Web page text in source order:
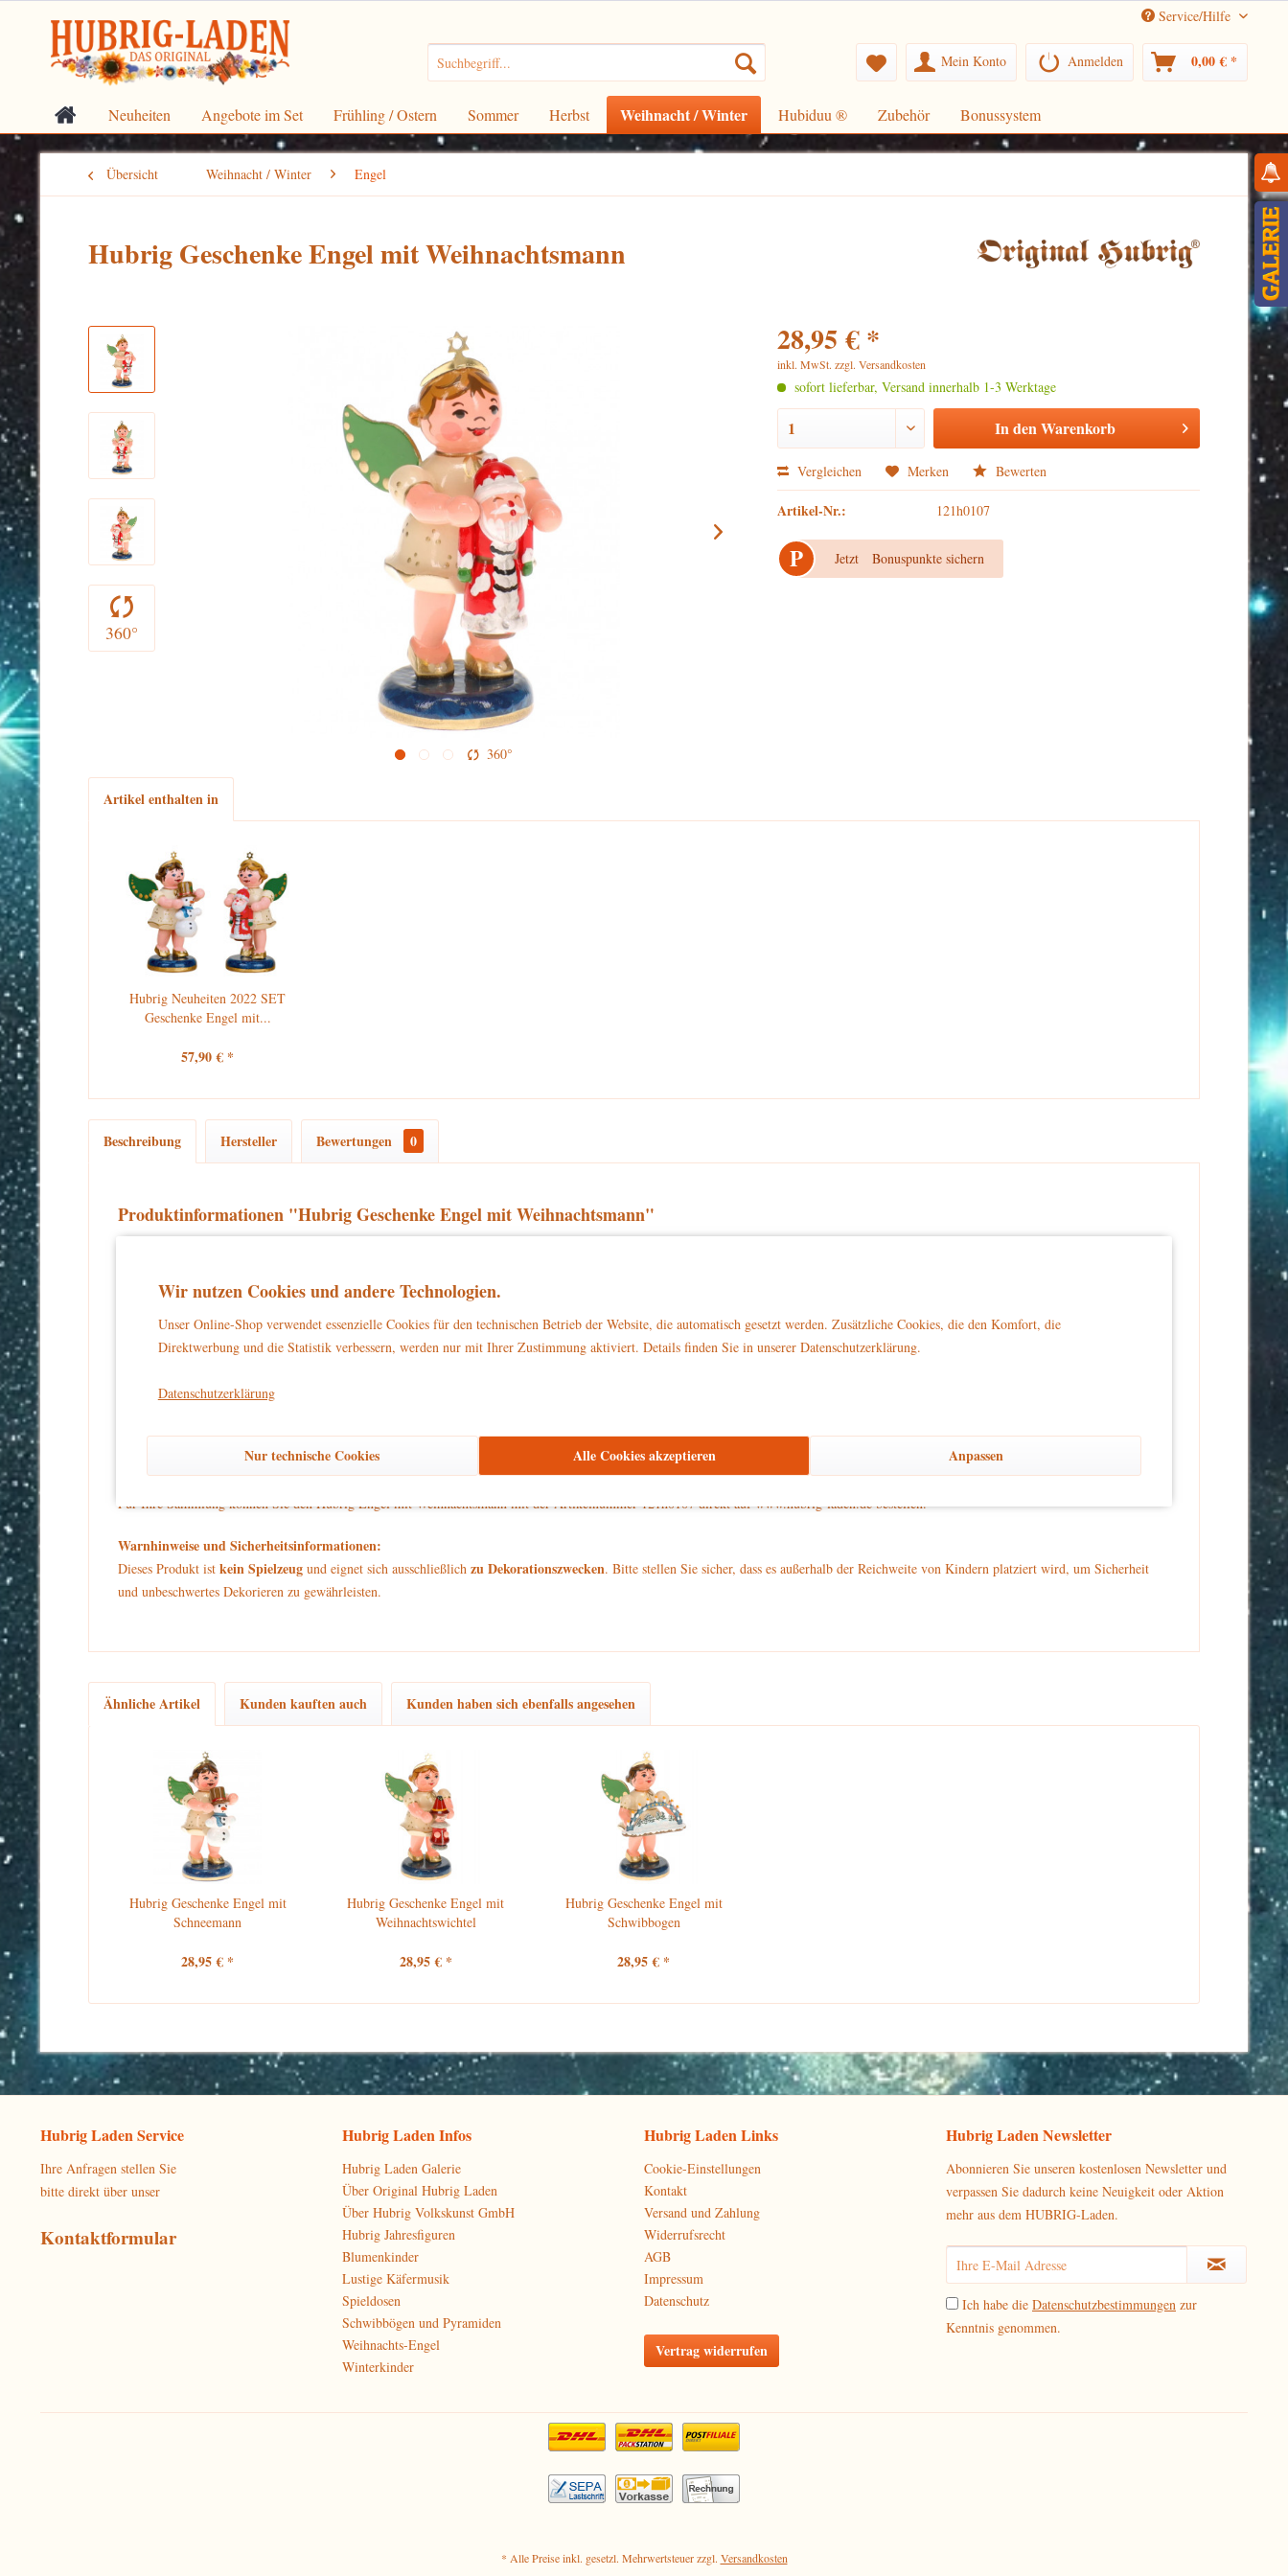
Service/Hilfe
Mein Konto Anmelden 0,00 € *
Neuheiten Angebote im Set Frühling / Ostern Sommer Herbst Weihnacht / Winter Hubiduu ® Zubehör Bonussystem
Übersicht Weihnacht / Winter Engel
Hubrig Geschenke Engel mit Weihnachtsmann
360°
360°
28,95 € *
inkl. MwSt.zzgl. Versandkosten
sofort lieferbar, Versand innerhalb 1-3 Werktage
In denWarenkorb
Vergleichen Merken Bewerten
Artikel-Nr.: 121h0107
P Jetzt Bonuspunkte sichern
Artikel enthalten in
Hubrig Neuheiten 2022 SET
Geschenke Engel mit...
57,90 € *
Beschreibung Hersteller Bewertungen 0
Produktinformationen "Hubrig Geschenke Engel mit Weihnachtsmann"
Erscheinungsjahr 2022
Der Hubrig Engel mit Weihnachtsmann gehört zum großen Sortiment aus dem Hause Hubrig Volkskunst. Der Engel ist 6 Zentimeter und 50 Millimeter hoch. Diese handbemalte Miniatur aus
Holz begeistert mit liebevollen Details und ihrem unverwechselbaren Charme der Marke Hubrig.
goldenes Krönchen mit Stern obendrauf. Der Miniatur-Weihnachtsmann trägt seinen allseits bekannten roten Mantel und seine rote Zipfelmütze. Er trägt auch noch grüne Handschuhe. Der
Hubrig Engel mit Weihnachtsmann steht auf einem blauen Sockel.
Für Ihre Sammlung können Sie den Hubrig Engel mit Weihnachtsmann mit der Artikelnummer 121h0107 direkt auf www.hubrig-laden.de bestellen.
Warnhinweise und Sicherheitsinformationen:
Dieses Produkt ist kein Spielzeug und eignet sich ausschließlich zu Dekorationszwecken. Bitte stellen Sie sicher, dass es außerhalb der Reichweite von Kindern platziert wird, um Sicherheit
und unbeschwertes Dekorieren zu gewährleisten.
Ähnliche Artikel Kunden kauften auch Kunden haben sich ebenfalls angesehen
Hubrig Geschenke Engel mit
Schneemann
28,95 € *
Hubrig Geschenke Engel mit
Weihnachtswichtel
28,95 € *
Hubrig Geschenke Engel mit
Schwibbogen
28,95 € *
Hubrig Laden Service
Ihre Anfragen stellen Sie
bitte direkt über unser
Kontaktformular
Hubrig Laden Infos
Hubrig Laden Galerie
Über Original Hubrig Laden
Über Hubrig Volkskunst GmbH
Hubrig Jahresfiguren
Blumenkinder
Lustige Käfermusik
Spieldosen
Schwibbögen und Pyramiden
Weihnachts-Engel
Winterkinder
Hubrig Laden Links
Cookie-Einstellungen
Kontakt
Versand und Zahlung
Widerrufsrecht
AGB
Impressum
Datenschutz
Vertrag widerrufen
Hubrig Laden Newsletter
Abonnieren Sie unseren kostenlosen Newsletter und
verpassen Sie dadurch keine Neuigkeit oder Aktion
mehr aus dem HUBRIG-Laden.
Ich habe die Datenschutzbestimmungen zur
Kenntnis genommen.
* Alle Preise inkl. gesetzl. Mehrwertsteuer zzgl. Versandkosten
Wir nutzen Cookies und andere Technologien.
Unser Online-Shop verwendet essenzielle Cookies für den technischen Betrieb der Website, die automatisch gesetzt werden. Zusätzliche Cookies, die den Komfort, die
Direktwerbung und die Statistik verbessern, werden nur mit Ihrer Zustimmung aktiviert. Details finden Sie in unserer Datenschutzerklärung.
Datenschutzerklärung
Nur technische Cookies Alle Cookies akzeptieren Anpassen